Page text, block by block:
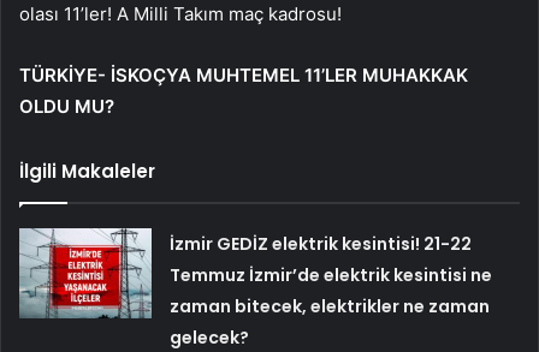
olası 11’ler! A Milli Takım maç kadrosu!
TÜRKİYE- İSKOÇYA MUHTEMEL 11’LER MUHAKKAK
OLDU MU?
İlgili Makaleler
İzmir GEDİZ elektrik kesintisi! 21-22
Temmuz İzmir’de elektrik kesintisi ne
zaman bitecek, elektrikler ne zaman
gelecek?